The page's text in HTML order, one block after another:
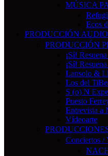
MÚSICA
Ecos
PRODUCCIÓN
PRODUCCIÓN
¡Sí!
¡Sí!
Lansolo &
Los del
S (o) N
Puesto
Entrevista a
Vídeoarte
Conciertos /